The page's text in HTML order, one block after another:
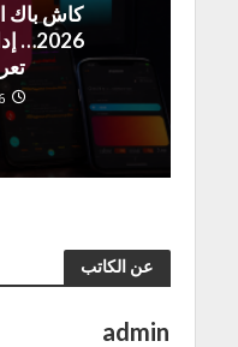
كاش باك
6 أشهر مضى
عن الكاتب
admin